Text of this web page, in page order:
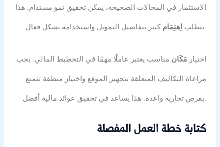
الاستثمار في المجالات الصحيحة، يمكن تحقيق نمو مستدام. هذا
يتطلب اِهتِمَام كبير بتفاصيل التمويل واستخدامه بشكل فعال.
اختيار مَكَان مناسب يعتبر عاملًا مهمًا في التخطيط المالي. يجب
مراعاة التكاليف المتعلقة بتجهيز الموقع واختيار منطقة تتمتع
بفرص تجارية واعدة. هذا يساعد في تحقيق عوائد مالية أفضل.
كتابة خطة العمل المفصلة